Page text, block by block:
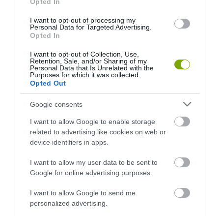
I want to opt-out of processing my
Personal Data for Targeted Advertising.
Opted In
I want to opt-out of Collection, Use,
Retention, Sale, and/or Sharing of my
Personal Data that Is Unrelated with the
Purposes for which it was collected.
Opted Out
Google consents
I want to allow Google to enable storage
related to advertising like cookies on web or
device identifiers in apps.
I want to allow my user data to be sent to
Google for online advertising purposes.
I want to allow Google to send me
personalized advertising.